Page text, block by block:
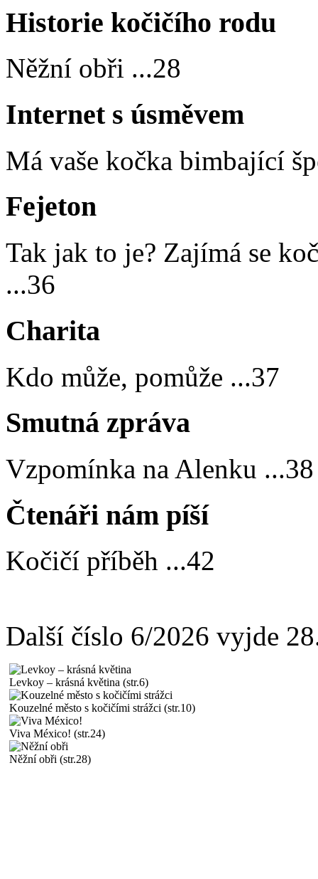
Historie kočičího rodu
Něžní obři ...28
Internet s úsměvem
Má vaše kočka bimbající
Fejeton
Tak jak to je? Zajímá se
...36
Charita
Kdo může, pomůže ...37
Smutná zpráva
Vzpomínka na Alenku ...38
Čtenáři nám píší
Kočičí příběh ...42
Další číslo 6/2026 vyjde
Levkoy – krásná květina (str.6)
Kouzelné město s kočičími strážci (str.10)
Viva México! (str.24)
Něžní obři (str.28)